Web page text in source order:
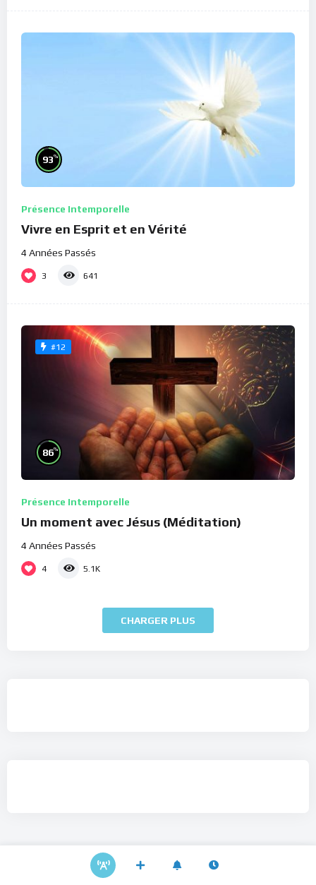
93%
Présence Intemporelle
Vivre en Esprit et en Vérité
4 Années Passés
3 641
#12
86%
Présence Intemporelle
Un moment avec Jésus (Méditation)
4 Années Passés
4 5.1K
CHARGER PLUS
A Propos du Renouveau Spirituel